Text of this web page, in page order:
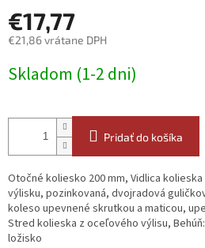
€17,77
€21,86 vrátane DPH
cena:
Skladom (1-2 dni)
Pridať do košíka
Otočné koliesko 200 mm, Vidlica
výlisku, pozinkovaná, dvojradová
koleso upevnené skrutkou a maticou,
Stred kolieska z oceľového výlisu,
ložisko